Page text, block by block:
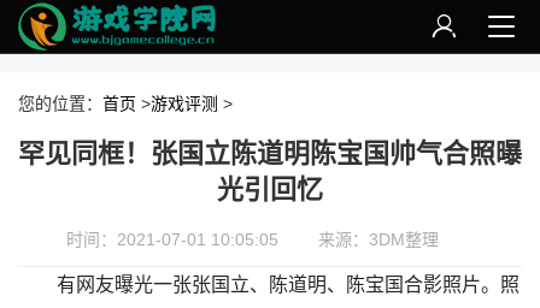
您的位置： 首页 >游戏评测 >
罕见同框！张国立陈道明陈宝国帅气合照曝
光引回忆
时间：2021-07-01 10:05:05 来源：3DM整理
有网友曝光一张张国立、陈道明、陈宝国合影照片。照